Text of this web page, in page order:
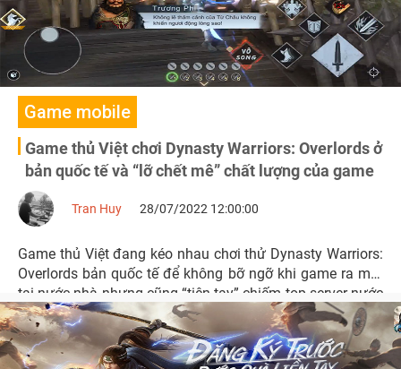
Game mobile
Game thủ Việt chơi Dynasty Warriors: Overlords ở
bản quốc tế và “lỡ chết mê” chất lượng của game
Tran Huy 28/07/2022 12:00:00
Game thủ Việt đang kéo nhau chơi thử Dynasty Warriors:
Overlords bản quốc tế để không bỡ ngỡ khi game ra mắt
tại nước nhà nhưng cũng “tiện tay” chiếm top server nước
bạn. Đồng thời mê mẩn luôn chất lượng của trò chơi.